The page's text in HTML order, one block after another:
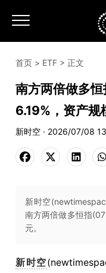
首页 > ETF > 正文
南方两倍做多
6.19%，资产
新时空 · 2026/07/08
新时空
南方两倍做多恒指
元。
新时空